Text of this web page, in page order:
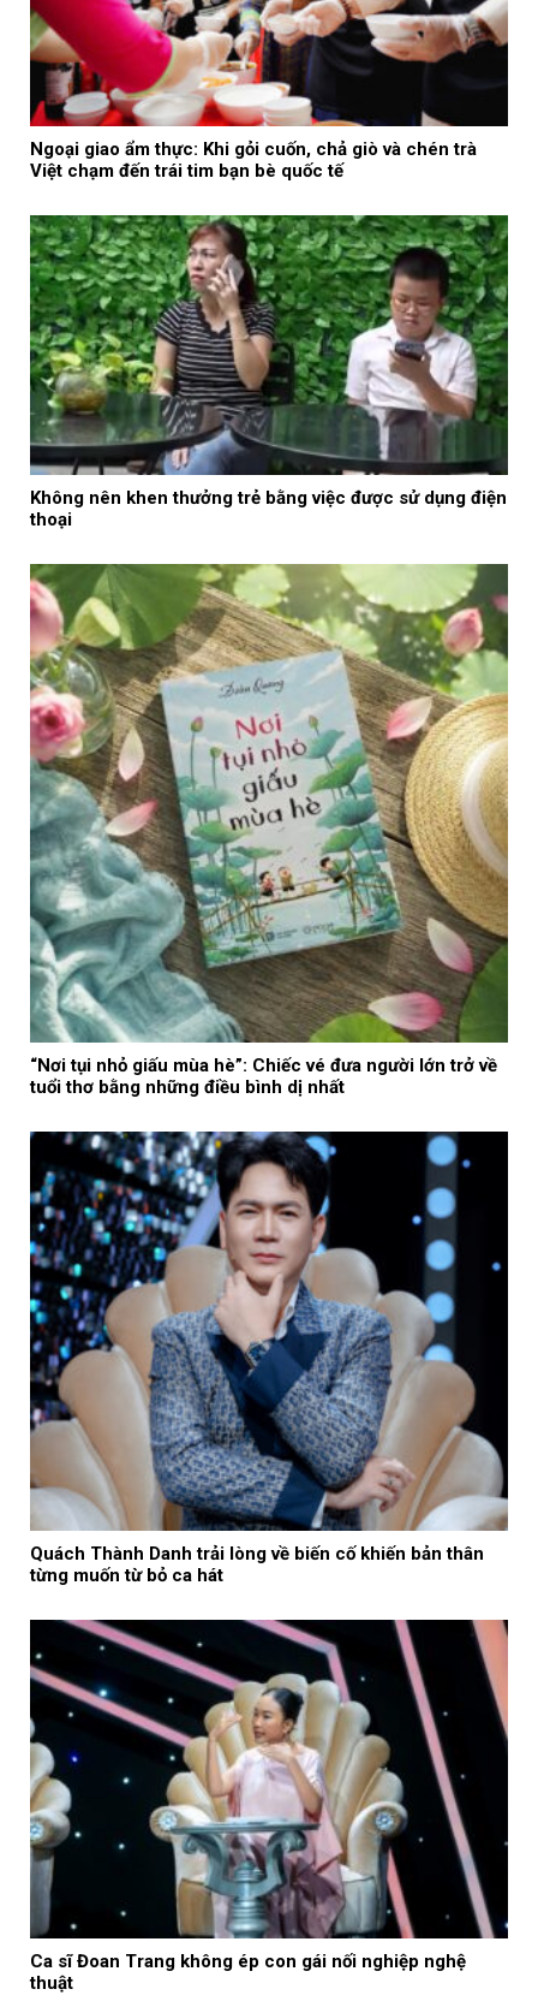
Ngoại giao ẩm thực: Khi gỏi cuốn, chả giò và chén trà
Việt chạm đến trái tim bạn bè quốc tế
Không nên khen thưởng trẻ bằng việc được sử dụng điện
thoại
“Nơi tụi nhỏ giấu mùa hè”: Chiếc vé đưa người lớn trở về
tuổi thơ bằng những điều bình dị nhất
Quách Thành Danh trải lòng về biến cố khiến bản thân
từng muốn từ bỏ ca hát
Ca sĩ Đoan Trang không ép con gái nối nghiệp nghệ
thuật